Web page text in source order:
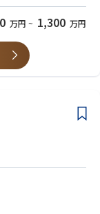
万円 ~ 1,300 万円